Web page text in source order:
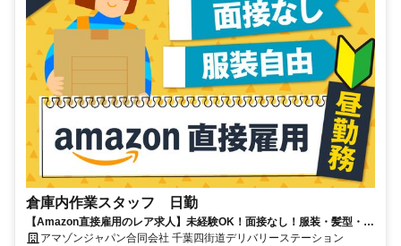
倉庫内作業スタッフ 日勤
【Amazon直接雇用のレア求人】未経験OK！面接なし！服装・髪型・髪
色自由で自分らしく働けます◎ 長期で安定雇用可能！時給UP！
アマゾンジャパン合同会社 千葉四街道デリバリーステーション